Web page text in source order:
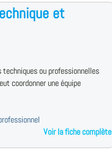
et
ou professionnelles
coordonner une équipe
Voir la fiche complète